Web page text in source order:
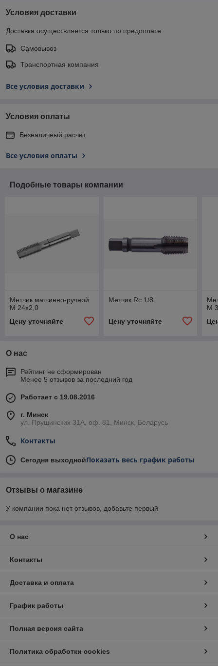
Условия доставки
Доставка осуществляется только по предоплате.
Самовывоз
Транспортная компания
Все условия доставки
Условия оплаты
Безналичный расчет
Все условия оплаты
Подобные товары компании
Метчик машинно-ручной
М 24х2,0
Цену уточняйте
Метчик Rc 1/8
Цену уточняйте
М
О нас
Рейтинг не сформирован
Менее 5 отзывов за последний год
Работает с 19.08.2016
г. Минск
ул. Прушинских 31А, оф. 81, Минск, Беларусь
Контакты
Сегодня выходнойПоказать весь график работы
Отзывы о магазине
У компании пока нет отзывов, добавьте первый
О нас
Контакты
Доставка и оплата
График работы
Полная версия сайта
Политика обработки cookies